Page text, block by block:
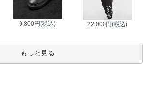
9,800円(税込) 22,000円(税込)
もっと見る